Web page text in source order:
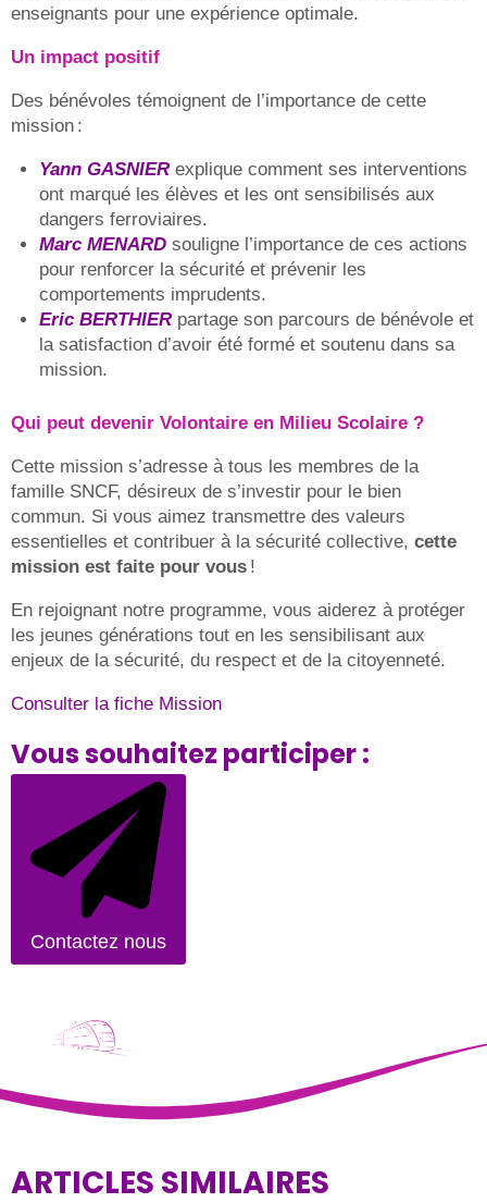
enseignants pour une expérience optimale.
Un impact positif
Des bénévoles témoignent de l’importance de cette
mission :
Yann GASNIERexplique comment ses interventions
ont marqué les élèves et les ont sensibilisés aux
dangers ferroviaires.
Marc MENARDsouligne l’importance de ces actions
pour renforcer la sécurité et prévenir les
comportements imprudents.
Eric BERTHIERpartage son parcours de bénévole et
la satisfaction d’avoir été formé et soutenu dans sa
mission.
Qui peut devenir Volontaire en Milieu Scolaire ?
Cette mission s’adresse à tous les membres de la
famille SNCF, désireux de s’investir pour le bien
commun. Si vous aimez transmettre des valeurs
essentielles et contribuer à la sécurité collective, cette
mission est faite pour vous !
En rejoignant notre programme, vous aiderez à protéger
les jeunes générations tout en les sensibilisant aux
enjeux de la sécurité, du respect et de la citoyenneté.
Consulter la fiche Mission
Vous souhaitez participer :
Contactez nous
ARTICLES SIMILAIRES